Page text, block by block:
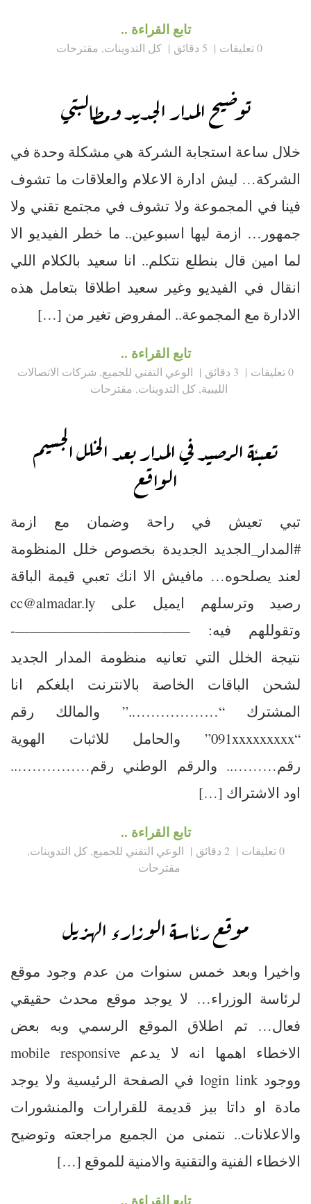
تابع القراءة ..
0 تعليقات 5 دقائق كل التدوينات, مقترحات
توضيح المدار الجديد ومطالبتي
خلال ساعة استجابة الشركة هي مشكلة وحدة في
الشركة… ليش ادارة الاعلام والعلاقات ما تشوف
فينا في المجموعة ولا تشوف في مجتمع تقني ولا
جمهور… ازمة ليها اسبوعين.. ما خطر الفيديو الا
لما امين قال بنطلع نتكلم.. انا سعيد بالكلام اللي
انقال في الفيديو وغير سعيد اطلاقا بتعامل هذه
الادارة مع المجموعة.. المفروض تغير من […]
تابع القراءة ..
0 تعليقات 3 دقائق الوعي التقني للجميع, شركات الاتصالات
الليبية, كل التدوينات, مقترحات
تعبئة الرصيد في المدار بعد الخلل الجسيم
الواقع
تبي تعيش في راحة وضمان مع ازمة
#المدار_الجديد الجديدة بخصوص خلل المنظومة
لعند يصلحوه… مافيش الا انك تعبي قيمة الباقة
رصيد وترسلهم ايميل على cc@almadar.ly
وتقوللهم فيه: ————————————-
نتيجة الخلل التي تعانيه منظومة المدار الجديد
لشحن الباقات الخاصة بالانترنت ابلغكم انا
المشترك “……………….” والمالك رقم
“091xxxxxxxxx” والحامل للاثبات الهوية
رقم……….. والرقم الوطني رقم……………..
اود الاشتراك […]
تابع القراءة ..
0 تعليقات 2 دقائق الوعي التقني للجميع,كل التدوينات,
مقترحات
موقع رئاسة الوزارء الهزيل
واخيرا وبعد خمس سنوات من عدم وجود موقع
لرئاسة الوزراء… لا يوجد موقع محدث حقيقي
فعال… تم اطلاق الموقع الرسمي وبه بعض
الاخطاء اهمها انه لا يدعم mobile responsive
ووجود login link في الصفحة الرئيسية ولا يوجد
مادة او داتا بيز قديمة للقرارات والمنشورات
والاعلانات.. نتمنى من الجميع مراجعته وتوضيح
الاخطاء الفنية والتقنية والامنية للموقع […]